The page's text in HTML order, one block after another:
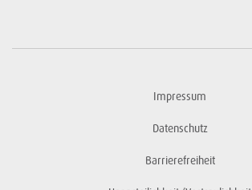
Impressum
Datenschutz
Barrierefreiheit